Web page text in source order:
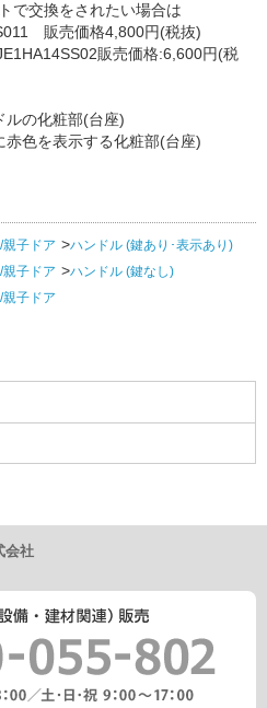
で交換をされたい場合は
販売価格4,800円(税抜)
販売価格:6,600円(税
の化粧部(台座)
色を表示する化粧部(台座)
親子ドア
ハンドル (鍵あり･表示あり)
親子ドア
ハンドル (鍵なし)
親子ドア
会社